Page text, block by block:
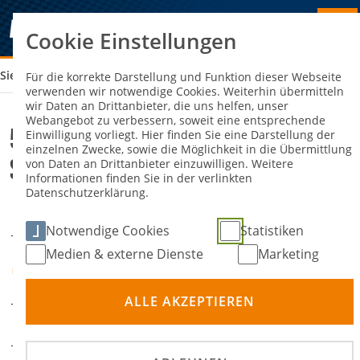
Sie sind hier: 58. ADAC FISCHEREIHAFEN RALLYE-SPRINT
58. ADAC Fischereihafen Rallye-
Sprint
05. Juli 2026
ORT
Bremerhaven,
Fischereihafen
DISZIPLIN
Cookie Einstellungen
Für die korrekte Darstellung und Funktion dieser Webseite
verwenden wir notwendige Cookies. Weiterhin übermitteln
wir Daten an Drittanbieter, die uns helfen, unser
Webangebot zu verbessern, soweit eine entsprechende
Einwilligung vorliegt. Hier finden Sie eine Darstellung der
einzelnen Zwecke, sowie die Möglichkeit in die Übermittlung
von Daten an Drittanbieter einzuwilligen. Weitere
Informationen finden Sie in der verlinkten
Datenschutzerklärung.
Notwendige Cookies
Statistiken
Medien & externe Dienste
Marketing
ALLE AKZEPTIEREN